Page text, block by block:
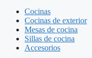
Cocinas
Cocinas de exterior
Mesas de cocina
Sillas de cocina
Accesorios